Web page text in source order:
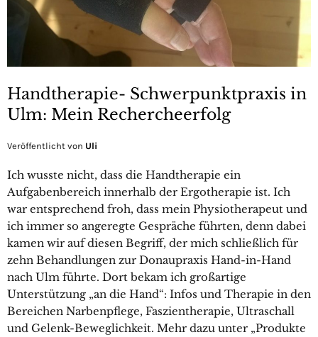
Handtherapie- Schwerpunktpraxis in
Ulm: Mein Rechercheerfolg
Veröffentlicht von Uli
Ich wusste nicht, dass die Handtherapie ein
Aufgabenbereich innerhalb der Ergotherapie ist. Ich
war entsprechend froh, dass mein Physiotherapeut und
ich immer so angeregte Gespräche führten, denn dabei
kamen wir auf diesen Begriff, der mich schließlich für
zehn Behandlungen zur Donaupraxis Hand-in-Hand
nach Ulm führte. Dort bekam ich großartige
Unterstützung „an die Hand“: Infos und Therapie in den
Bereichen Narbenpflege, Faszientherapie, Ultraschall
und Gelenk-Beweglichkeit. Mehr dazu unter „Produkte